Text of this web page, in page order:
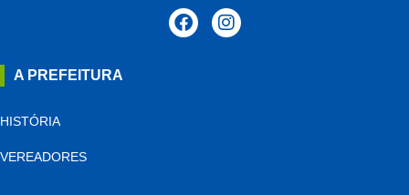
A PREFEITURA
HISTÓRIA
VEREADORES